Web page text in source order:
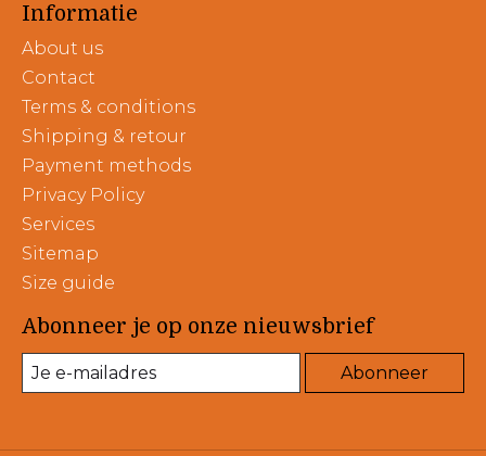
Informatie
About us
Contact
Terms & conditions
Shipping & retour
Payment methods
Privacy Policy
Services
Sitemap
Size guide
Abonneer je op onze nieuwsbrief
Abonneer